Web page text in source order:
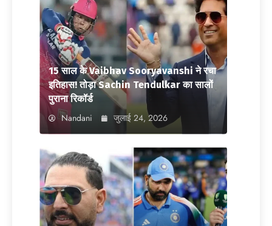
15 साल के Vaibhav Sooryavanshi ने रचा
इतिहास! तोड़ा Sachin Tendulkar का सालों
पुराना रिकॉर्ड
Nandani जुलाई 24, 2026